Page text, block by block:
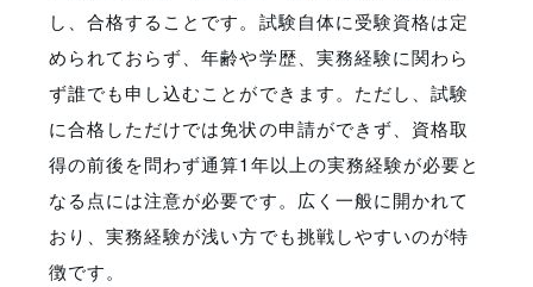
し、合格することです。試験自体に受験資格は定
められておらず、年齢や学歴、実務経験に関わら
ず誰でも申し込むことができます。ただし、試験
に合格しただけでは免状の申請ができず、資格取
得の前後を問わず通算1年以上の実務経験が必要と
なる点には注意が必要です。広く一般に開かれて
おり、実務経験が浅い方でも挑戦しやすいのが特
徴です。